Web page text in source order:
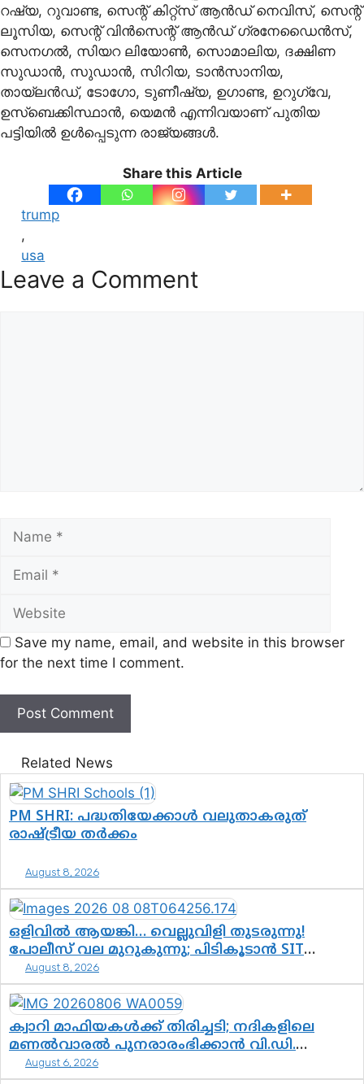
റഷ്യ, റുവാണ്ട, സെന്റ് കിറ്റ്‌സ് ആന്‍ഡ് നെവിസ്, സെന്റ്
ലൂസിയ, സെന്റ് വിന്‍സെന്റ് ആന്‍ഡ് ഗ്രനേഡൈന്‍സ്,
സെനഗല്‍, സിയറ ലിയോണ്‍, സൊമാലിയ, ദക്ഷിണ
സുഡാന്‍, സുഡാന്‍, സിറിയ, ടാന്‍സാനിയ,
തായ്ലന്‍ഡ്, ടോഗോ, ടുണീഷ്യ, ഉഗാണ്ട, ഉറുഗ്വേ,
ഉസ്‌ബെക്കിസ്ഥാന്‍, യെമന്‍ എന്നിവയാണ് പുതിയ
പട്ടിയില്‍ ഉള്‍പ്പെടുന്ന രാജ്യങ്ങള്‍.
Share this Article
trump
,
usa
Leave a Comment
Name
Save my name, email, and website in this browser
for the next time I comment.
Related News
PM SHRI: പദ്ധതിയേക്കാൾ വലുതാകരുത്
രാഷ്ട്രീയ തർക്കം
August 8, 2026
ഒളിവിൽ ആയങ്കി… വെല്ലുവിളി തുടരുന്നു!
പോലീസ് വല മുറുകുന്നു; പിടികൂടാൻ SIT
രംഗത്ത്. ഇനി ചോദ്യം ആയങ്കി എവിടെ എന്നത്
മാത്രം അല്ല—ആയങ്കി കസ്റ്റഡിയിലായാൽ
പുറത്തുവരുക എന്തൊക്കെ വിവരങ്ങൾ?”
August 8, 2026
ക്വാറി മാഫിയകൾക്ക് തിരിച്ചടി; നദികളിലെ
മണൽവാരൽ പുനരാരംഭിക്കാൻ വി.ഡി.
സർക്കാർ തീരുമാനം
August 6, 2026